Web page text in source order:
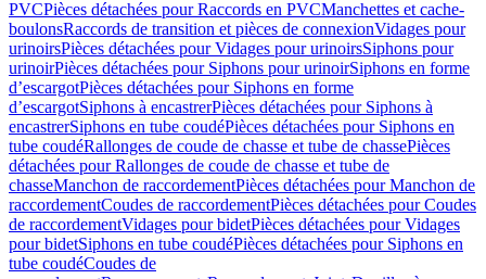
PVCPièces détachées pour Raccords en PVCManchettes et cache-
boulonsRaccords de transition et pièces de connexionVidages pour
urinoirsPièces détachées pour Vidages pour urinoirsSiphons pour
urinoirPièces détachées pour Siphons pour urinoirSiphons en forme
d’escargotPièces détachées pour Siphons en forme
d’escargotSiphons à encastrerPièces détachées pour Siphons à
encastrerSiphons en tube coudéPièces détachées pour Siphons en
tube coudéRallonges de coude de chasse et tube de chassePièces
détachées pour Rallonges de coude de chasse et tube de
chasseManchon de raccordementPièces détachées pour Manchon de
raccordementCoudes de raccordementPièces détachées pour Coudes
de raccordementVidages pour bidetPièces détachées pour Vidages
pour bidetSiphons en tube coudéPièces détachées pour Siphons en
tube coudéCoudes de